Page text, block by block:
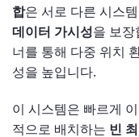
합은 서로 다른 시스
데이터 가시성을 보장
너를 통해 다중 위치
성을 높입니다.
이 시스템은 빠르게
적으로 배치하는 빈